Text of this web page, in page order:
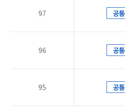
97 공통
96 공통
95 공통